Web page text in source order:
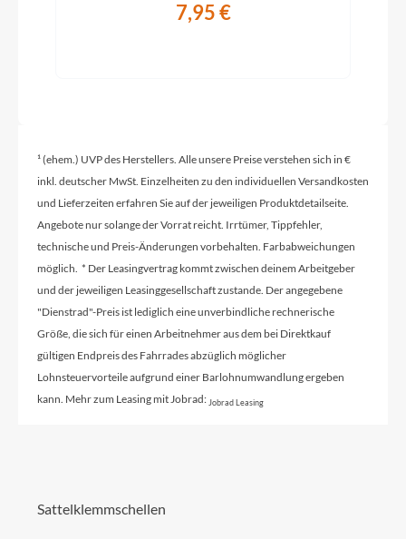
7,95 €
¹ (ehem.) UVP des Herstellers. Alle unsere Preise verstehen sich in €
inkl. deutscher MwSt. Einzelheiten zu den individuellen Versandkosten
und Lieferzeiten erfahren Sie auf der jeweiligen Produktdetailseite.
Angebote nur solange der Vorrat reicht. Irrtümer, Tippfehler,
technische und Preis-Änderungen vorbehalten. Farbabweichungen
möglich. * Der Leasingvertrag kommt zwischen deinem Arbeitgeber
und der jeweiligen Leasinggesellschaft zustande. Der angegebene
"Dienstrad"-Preis ist lediglich eine unverbindliche rechnerische
Größe, die sich für einen Arbeitnehmer aus dem bei Direktkauf
gültigen Endpreis des Fahrrades abzüglich möglicher
Lohnsteuervorteile aufgrund einer Barlohnumwandlung ergeben
kann. Mehr zum Leasing mit Jobrad: Jobrad Leasing
Sattelklemmschellen